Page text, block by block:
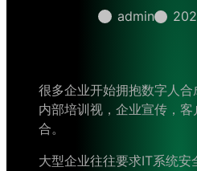
admin
很多企业开始拥抱数字人
内部培训视，企业宣传，
合。
大型企业往往要求IT系统